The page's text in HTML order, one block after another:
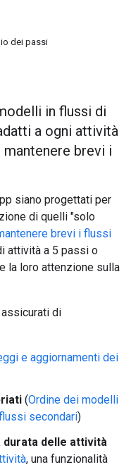
dei passi
in flussi di
a ogni attività
brevi i
siano progettati per
di quelli "solo
brevi i flussi
attività a 5 passi o
la loro attenzione sulla
di
e aggiornamenti dei
(Ordine dei modelli
secondari)
durata delle attività
, una funzionalità